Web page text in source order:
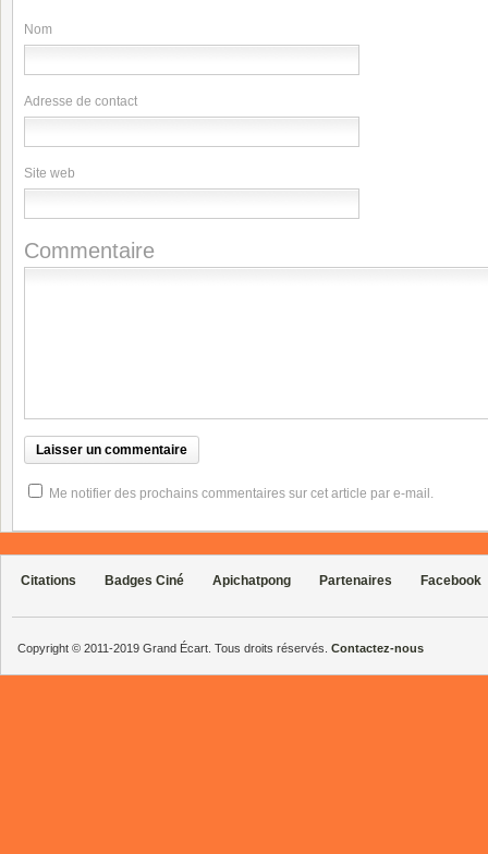
Nom
Adresse de contact
Site web
Commentaire
Me notifier des prochains commentaires sur cet article par e-mail.
Citations Badges Ciné Apichatpong Partenaires Facebook
Copyright © 2011-2019 Grand Écart. Tous droits réservés. Contactez-nous